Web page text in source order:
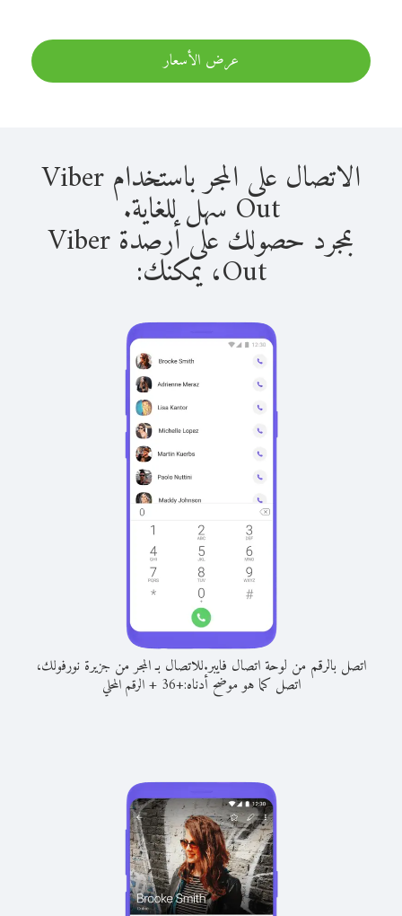
عرض الأسعار
الاتصال على المجر باستخدام Viber
Out سهل للغاية.
بمجرد حصولك على أرصدة Viber
Out، يمكنك:
اتصل بالرقم من لوحة اتصال فايبر.للاتصال بـ المجر من جزيرة نورفولك،
اتصل كما هو موضح أدناه:+
36
+الرقم المحلي